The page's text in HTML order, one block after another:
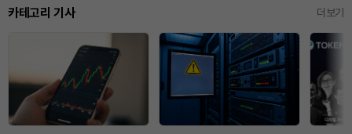
카테고리 기사 더보기